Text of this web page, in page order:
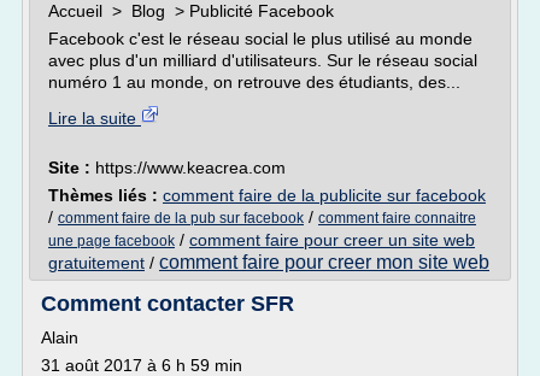
Accueil > Blog > Publicité Facebook
Facebook c'est le réseau social le plus utilisé au monde
avec plus d'un milliard d'utilisateurs. Sur le réseau social
numéro 1 au monde, on retrouve des étudiants, des...
Lire la suite
Site : https://www.keacrea.com
Thèmes liés : comment faire de la publicite sur facebook
/ comment faire de la pub sur facebook / comment faire connaitre
une page facebook / comment faire pour creer un site web
gratuitement / comment faire pour creer mon site web
Comment contacter SFR
Alain
31 août 2017 à 6 h 59 min